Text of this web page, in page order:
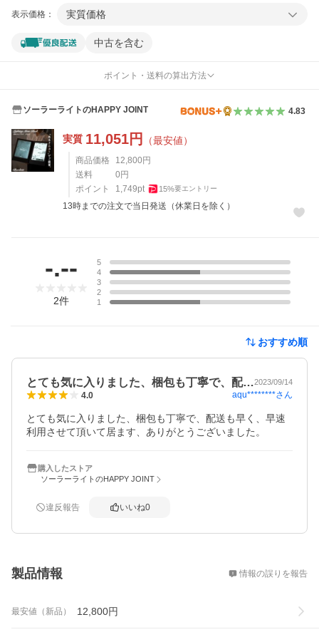
表示価格： 実質価格
中古を含む
ポイント・送料の算出方法
ソーラーライトのHAPPY JOINT 4.83
実質 11,051円 （最安値）
商品価格 12,800 円
送料
0 円
ポイント
1,749pt 15%要エントリー
13時までの注文で当日発送（休業日を除く）
-.--
2件
5
4
3
2
1
おすすめ順
とても気に入りました、梱包も丁寧で、配…2023/09/14
4.0 aqu********さん
とても気に入りました、梱包も丁寧で、配送も早く、早速
利用させて頂いて居ます、ありがとうございました。
購入したストア
ソーラーライトのHAPPY JOINT
違反報告 いいね0
製品情報 情報の誤りを報告
最安値（新品） 12,800円